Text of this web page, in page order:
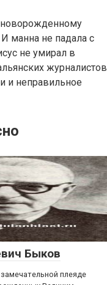
манна не падала с
не умирал в
журналистов
и неправильное
Быков
плеяде